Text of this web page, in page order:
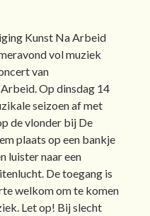
Kunst Na Arbeid
vol muziek
van
Op dinsdag 14
seizoen af met
de vlonder bij De
plaats op een bankje
luister naar een
De toegang is
welkom om te komen
Let op! Bij slecht